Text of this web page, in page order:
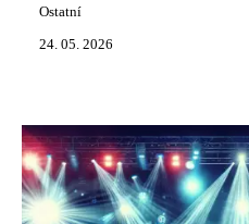
Ostatní
24. 05. 2026